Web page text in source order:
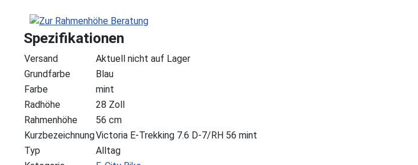
Spezifikationen
Versand
Aktuell nicht auf Lager
Grundfarbe
Blau
Farbe
mint
Radhöhe
28 Zoll
Rahmenhöhe
56 cm
KurzbezeichnungVictoria E-Trekking 7.6 D-7/RH 56 mint
Typ
Alltag